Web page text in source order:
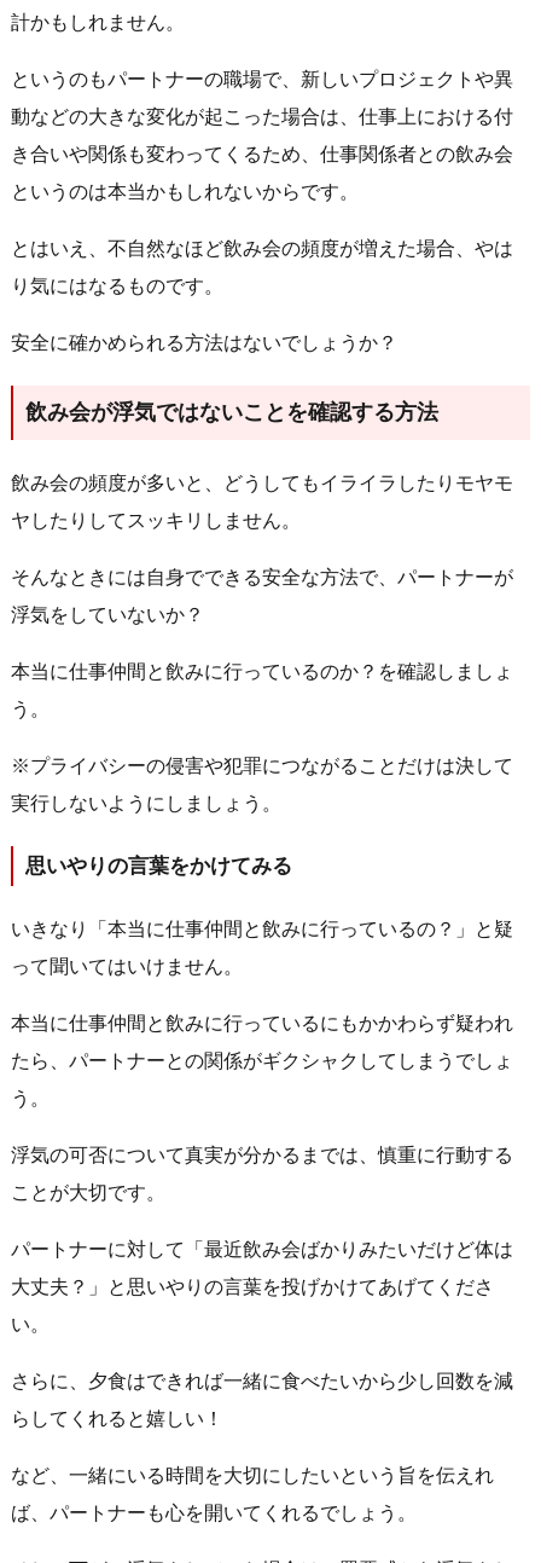
計かもしれません。
というのもパートナーの職場で、新しいプロジェクトや異
動などの大きな変化が起こった場合は、仕事上における付
き合いや関係も変わってくるため、仕事関係者との飲み会
というのは本当かもしれないからです。
とはいえ、不自然なほど飲み会の頻度が増えた場合、やは
り気にはなるものです。
安全に確かめられる方法はないでしょうか？
飲み会が浮気ではないことを確認する方法
飲み会の頻度が多いと、どうしてもイライラしたりモヤモ
ヤしたりしてスッキリしません。
そんなときには自身でできる安全な方法で、パートナーが
浮気をしていないか？
本当に仕事仲間と飲みに行っているのか？を確認しましょ
う。
※プライバシーの侵害や犯罪につながることだけは決して
実行しないようにしましょう。
思いやりの言葉をかけてみる
いきなり「本当に仕事仲間と飲みに行っているの？」と疑
って聞いてはいけません。
本当に仕事仲間と飲みに行っているにもかかわらず疑われ
たら、パートナーとの関係がギクシャクしてしまうでしょ
う。
浮気の可否について真実が分かるまでは、慎重に行動する
ことが大切です。
パートナーに対して「最近飲み会ばかりみたいだけど体は
大丈夫？」と思いやりの言葉を投げかけてあげてくださ
い。
さらに、夕食はできれば一緒に食べたいから少し回数を減
らしてくれると嬉しい！
など、一緒にいる時間を大切にしたいという旨を伝えれ
ば、パートナーも心を開いてくれるでしょう。